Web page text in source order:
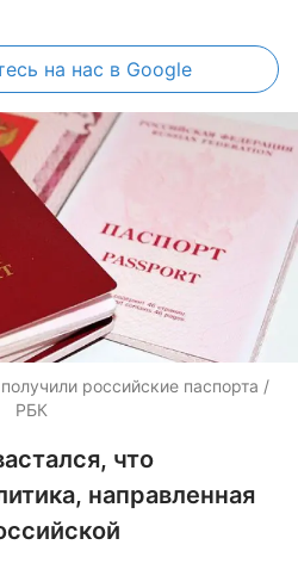
на нас в Google
российские паспорта /
РБК
что
направленная